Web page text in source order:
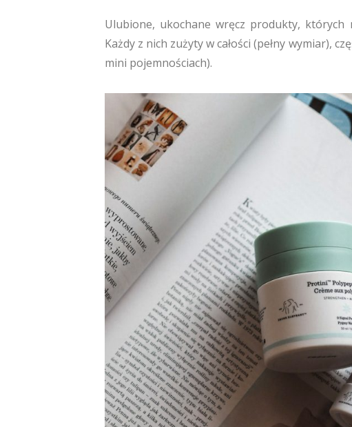
Ulubione, ukochane wręcz produkty, których
Każdy z nich zużyty w całości (pełny wymiar),
mini pojemnościach).